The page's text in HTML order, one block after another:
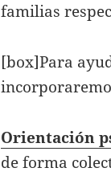
familias
[box]Para
Orientación
de forma